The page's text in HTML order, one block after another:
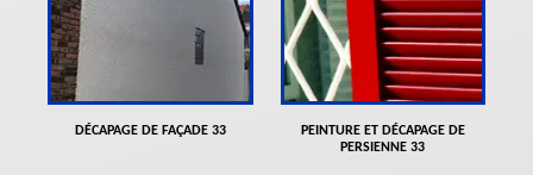
DÉCAPAGE DE FAÇADE 33
PEINTURE ET DÉCAPAGE DE
PERSIENNE 33